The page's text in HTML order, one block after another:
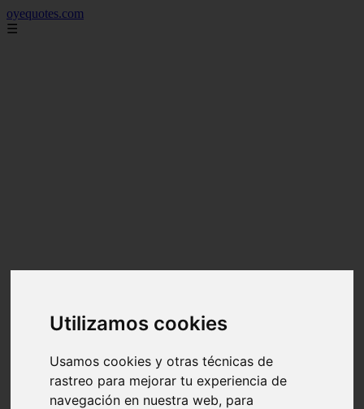
Utilizamos cookies
Usamos cookies y otras técnicas de
rastreo para mejorar tu experiencia de
navegación en nuestra web, para
oyequotes.com
☰